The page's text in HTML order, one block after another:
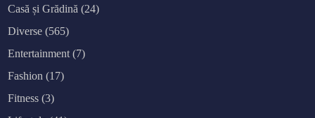
Casă și Grădină (24)
Diverse (565)
Entertainment (7)
Fashion (17)
Fitness (3)